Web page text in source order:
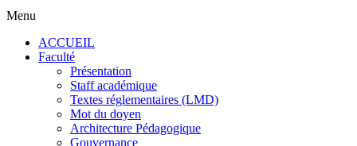
Menu
ACCUEIL
Faculté
Présentation
Staff académique
Textes réglementaires (LMD)
Mot du doyen
Architecture Pédagogique
Gouvernance